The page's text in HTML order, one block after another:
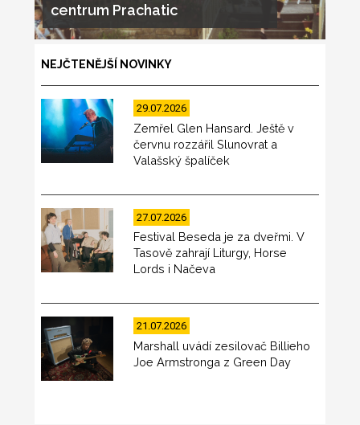
centrum Prachatic
NEJČTENĚJŠÍ NOVINKY
29.07.2026
Zemřel Glen Hansard. Ještě v
červnu rozzářil Slunovrat a
Valašský špalíček
27.07.2026
Festival Beseda je za dveřmi. V
Tasově zahrají Liturgy, Horse
Lords i Načeva
21.07.2026
Marshall uvádí zesilovač Billieho
Joe Armstronga z Green Day